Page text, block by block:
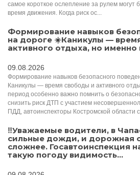
самое короткое ослепление за рулем могут
время движения. Когда риск ос...
Формирование навыков
на дороге ☀️Каникулы —
активного отдыха, но именно
09.08.2026
Формирование навыков безопасного
Каникулы — время свободы и активного
период особенно важно помнить о
снизить риск ДТП с участием
ПДД, автоинспекторы Костромской области
‼️Уважаемые водители, в
сильные дожди, и дорожная
сложнее. Госавтоинспекция
такую погоду видимость...